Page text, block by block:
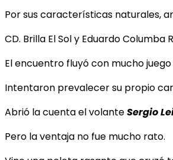
Por sus características naturales,
CD. Brilla El Sol y Eduardo
El encuentro fluyó con mucho
Intentaron prevalecer su propio
Abrió la cuenta el volanteSergio
Pero la ventaja no fue mucho rato.